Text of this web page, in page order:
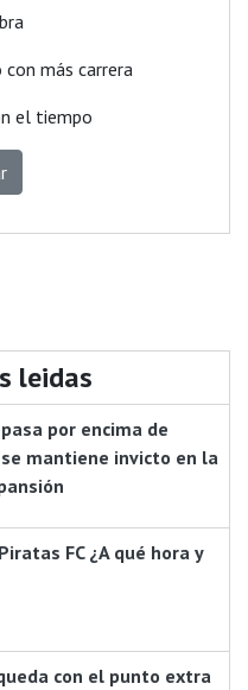
más carrera
el tiempo
leidas
por encima de
mantiene invicto en la
FC ¿A qué hora y
con el punto extra